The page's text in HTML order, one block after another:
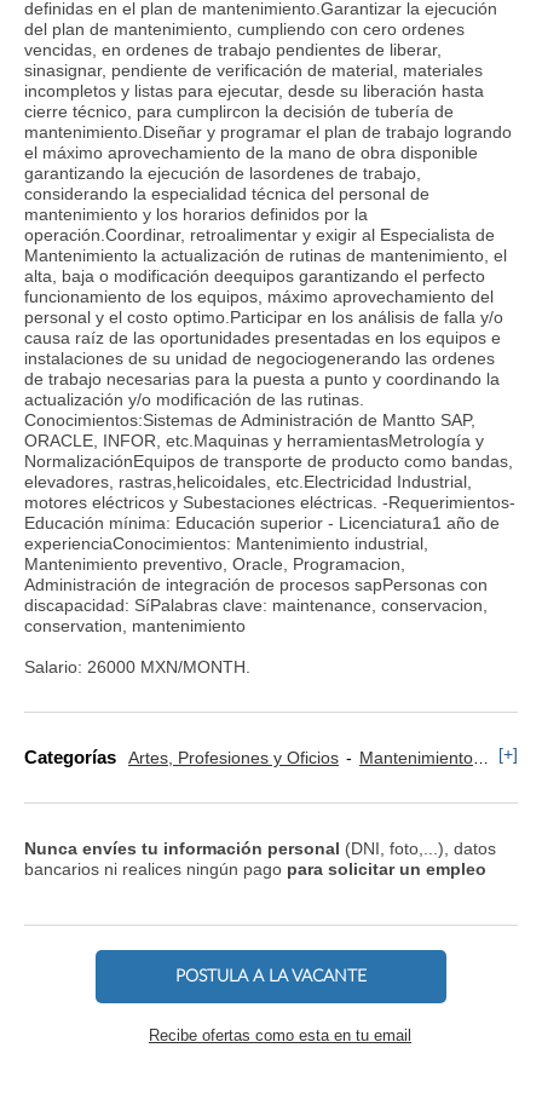
definidas en el plan de mantenimiento.Garantizar la ejecución
del plan de mantenimiento, cumpliendo con cero ordenes
vencidas, en ordenes de trabajo pendientes de liberar,
sinasignar, pendiente de verificación de material, materiales
incompletos y listas para ejecutar, desde su liberación hasta
cierre técnico, para cumplircon la decisión de tubería de
mantenimiento.Diseñar y programar el plan de trabajo logrando
el máximo aprovechamiento de la mano de obra disponible
garantizando la ejecución de lasordenes de trabajo,
considerando la especialidad técnica del personal de
mantenimiento y los horarios definidos por la
operación.Coordinar, retroalimentar y exigir al Especialista de
Mantenimiento la actualización de rutinas de mantenimiento, el
alta, baja o modificación deequipos garantizando el perfecto
funcionamiento de los equipos, máximo aprovechamiento del
personal y el costo optimo.Participar en los análisis de falla y/o
causa raíz de las oportunidades presentadas en los equipos e
instalaciones de su unidad de negociogenerando las ordenes
de trabajo necesarias para la puesta a punto y coordinando la
actualización y/o modificación de las rutinas.
Conocimientos:Sistemas de Administración de Mantto SAP,
ORACLE, INFOR, etc.Maquinas y herramientasMetrología y
NormalizaciónEquipos de transporte de producto como bandas,
elevadores, rastras,helicoidales, etc.Electricidad Industrial,
motores eléctricos y Subestaciones eléctricas. -Requerimientos-
Educación mínima: Educación superior - Licenciatura1 año de
experienciaConocimientos: Mantenimiento industrial,
Mantenimiento preventivo, Oracle, Programacion,
Administración de integración de procesos sapPersonas con
discapacidad: SíPalabras clave: maintenance, conservacion,
conservation, mantenimiento
Salario: 26000 MXN/MONTH.
Categorías Artes, Profesiones y Oficios Mantenimiento [+]
Nunca envíes tu información personal (DNI, foto,...), datos
bancarios ni realices ningún pago para solicitar un empleo
POSTULA A LA VACANTE
Recibe ofertas como esta en tu email